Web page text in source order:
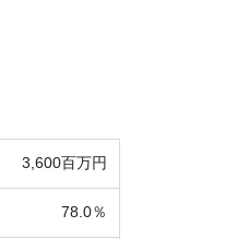
3,600百万円
78.0％